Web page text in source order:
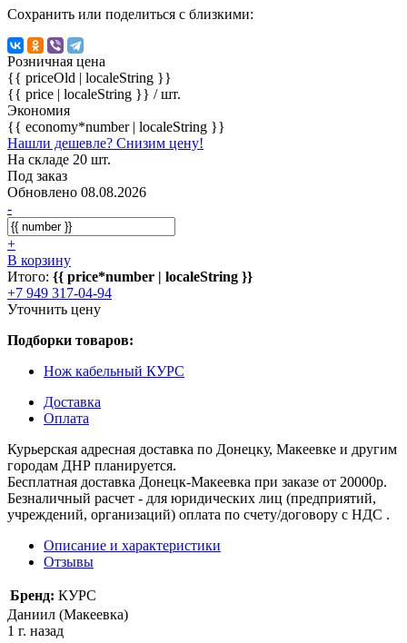
Сохранить или поделиться с близкими:
Розничная цена
{{ priceOld | localeString }}
{{ price | localeString }} / шт.
Экономия
{{ economy*number | localeString }}
Нашли дешевле? Снизим цену!
На складе 20 шт.
Под заказ
Обновлено 08.08.2026
-
+
В корзину
Итого: {{ price*number | localeString }}
+7 949 317-04-94
Уточнить цену
Подборки товаров:
Нож кабельный КУРС
Доставка
Оплата
Курьерская адресная доставка по Донецку, Макеевке и другим
городам ДНР планируется.
Бесплатная доставка Донецк-Макеевка при заказе от 20000р.
Безналичный расчет - для юридических лиц (предприятий,
учреждений, организаций) оплата по счету/договору с НДС .
Описание и характеристики
Отзывы
Бренд: КУРС
Даниил (Макеевка)
1 г. назад